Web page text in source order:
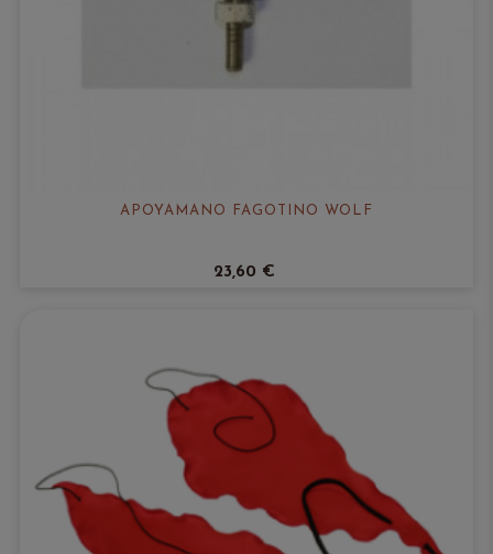
APOYAMANO FAGOTINO WOLF
23,60 €